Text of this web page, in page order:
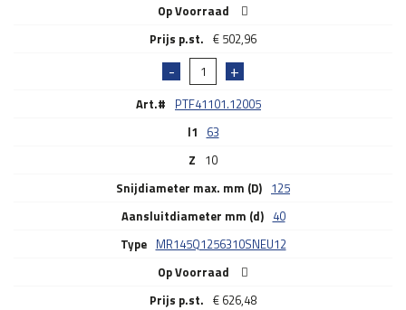
Op Voorraad
€ 502,96
Art.# PTF41101.12005
l1 63
Z 10
Snijdiameter max. mm (D) 125
Aansluitdiameter mm (d) 40
Type MR145Q1256310SNEU12
Op Voorraad
€ 626,48